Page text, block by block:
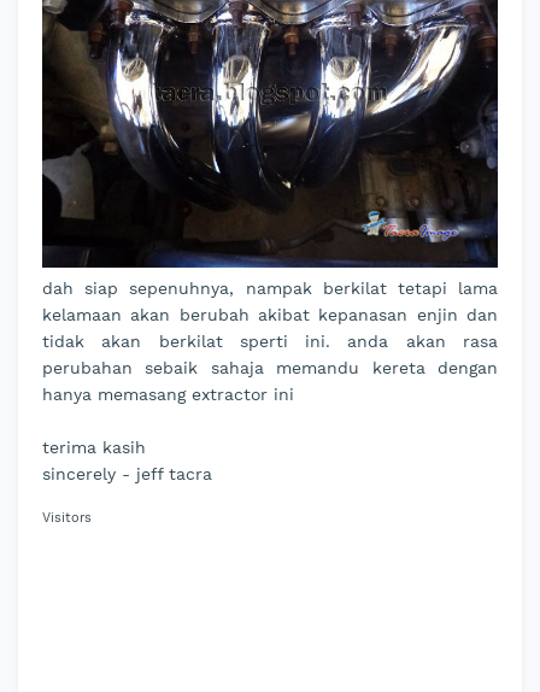
dah siap sepenuhnya, nampak berkilat tetapi lama
kelamaan akan berubah akibat kepanasan enjin dan
tidak akan berkilat sperti ini. anda akan rasa
perubahan sebaik sahaja memandu kereta dengan
hanya memasang extractor ini
terima kasih
sincerely - jeff tacra
Visitors